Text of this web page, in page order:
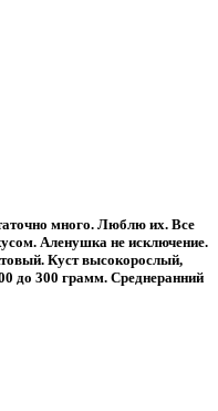
много. Люблю их. Все
Аленушка не исключение.
Куст высокорослый,
до 300 грамм. Среднеранний